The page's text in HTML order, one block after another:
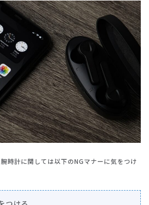
時計に関しては以下のNGマナーに気をつけ